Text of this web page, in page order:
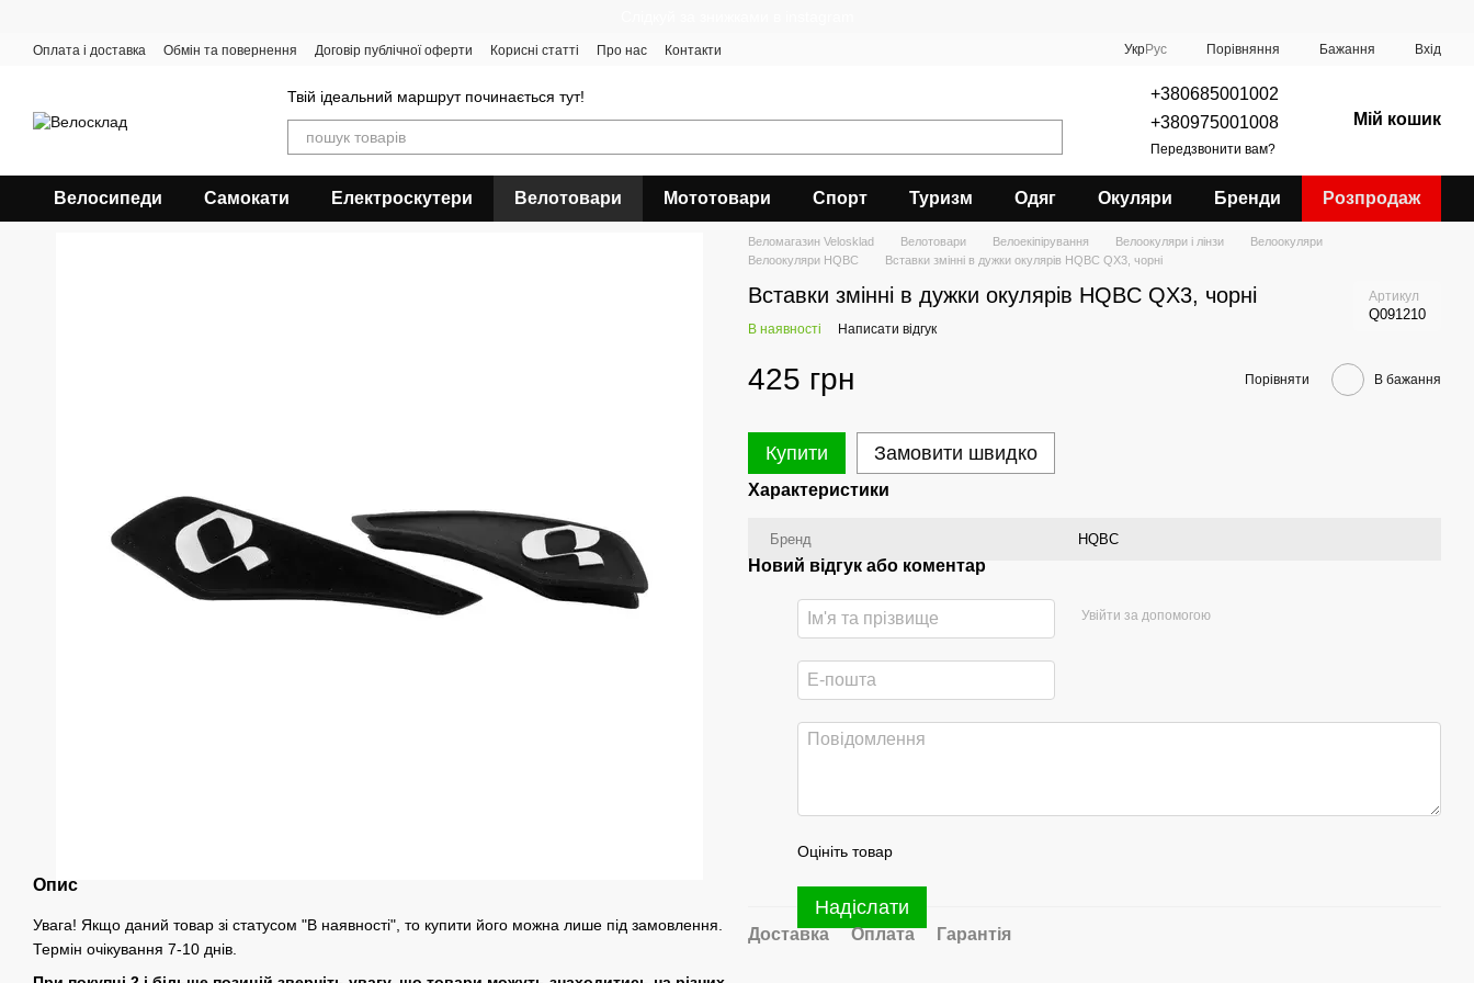
Оплата і доставка Обмін та повернення Договір публічної оферти Корисні статті Про нас Контакти УкрРус Порівняння Бажання Вхід
Твій ідеальний маршрут починається тут!
+380685001002
+380975001008
Передзвонити вам?
Мій кошик
Велосипеди Самокати Електроскутери Велотовари Мототовари Спорт Туризм Одяг Окуляри Бренди Розпродаж
Опис
Увага! Якщо даний товар зі статусом "В наявності", то купити його можна лише під замовлення.
Термін очікування 7-10 днів.
Веломагазин Velosklad Велотовари Велоекіпірування Велоокуляри і лінзи
Велоокуляри
Велоокуляри HQBC
Вставки змінні в дужки окулярів HQBC QX3, чорні
Вставки змінні в дужки окулярів HQBC QX3, чорні Артикул
Q091210
В наявності Написати відгук
425 грн Порівняти В бажання
Купити Замовити швидко
Характеристики
Бренд HQBC
Новий відгук або коментар
Увійти за допомогою
Оцініть товар
Надіслати
Доставка Оплата Гарантія